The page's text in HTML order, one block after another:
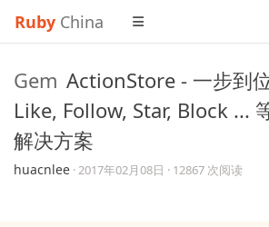
Ruby China
Gem ActionStore - 一步到
Like, Follow, Star, Block ...
解决方案
huacnlee ·2017年02月08日 · 12867 次阅读